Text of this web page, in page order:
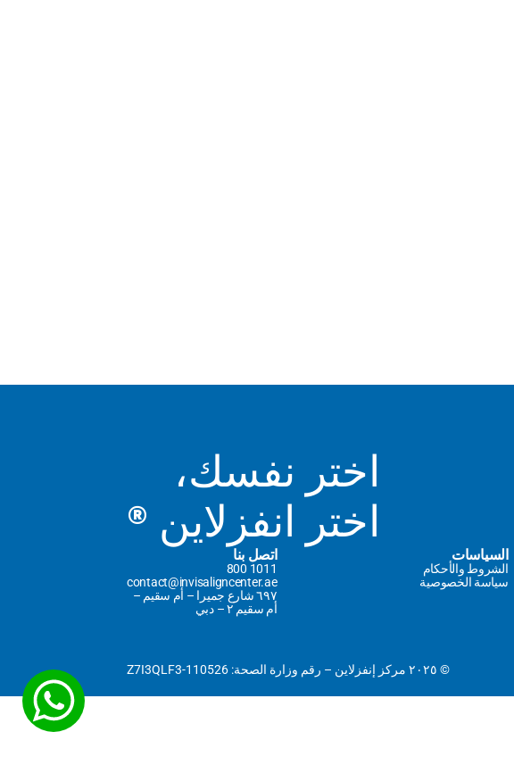
اختر نفسك،
اختر انفزلاين ®
السياسات
الشروط والأحكام
سياسة الخصوصية
اتصل بنا
800 1011
contact@invisaligncenter.ae
أم سقيم ٢ – دبي
© ٢٠٢٥ مركز إنفزلاين – رقم وزارة الصحة: Z7I3QLF3-110526